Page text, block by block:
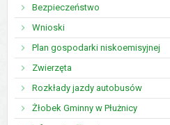
Bezpieczeństwo
Wnioski
Plan gospodarki niskoemisyjnej
Zwierzęta
Rozkłady jazdy autobusów
Żłobek Gminny w Płużnicy